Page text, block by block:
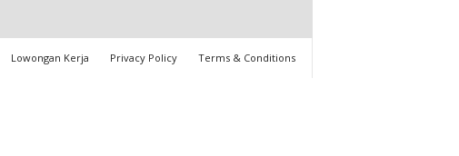
Lowongan Kerja Privacy Policy Terms & Conditions